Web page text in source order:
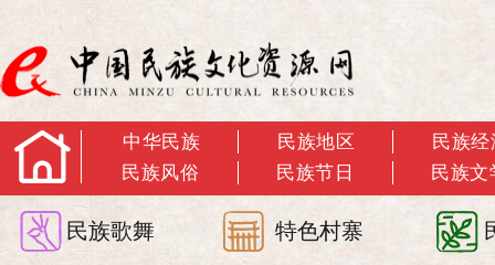
中华民族 民族地区
民族经
民族风俗
民族节日 民族文
民族歌舞 特色村寨